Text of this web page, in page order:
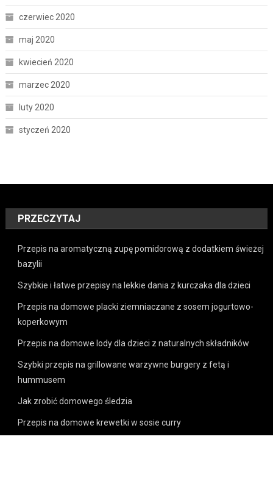
czerwiec 2020
maj 2020
kwiecień 2020
marzec 2020
luty 2020
styczeń 2020
PRZECZYTAJ
Przepis na aromatyczną zupę pomidorową z dodatkiem świeżej
bazylii
Szybkie i łatwe przepisy na lekkie dania z kurczaka dla dzieci
Przepis na domowe placki ziemniaczane z sosem jogurtowo-
koperkowym
Przepis na domowe lody dla dzieci z naturalnych składników
Szybki przepis na grillowane warzywne burgery z fetą i
hummusem
Jak zrobić domowego śledzia
Przepis na domowe krewetki w sosie curry